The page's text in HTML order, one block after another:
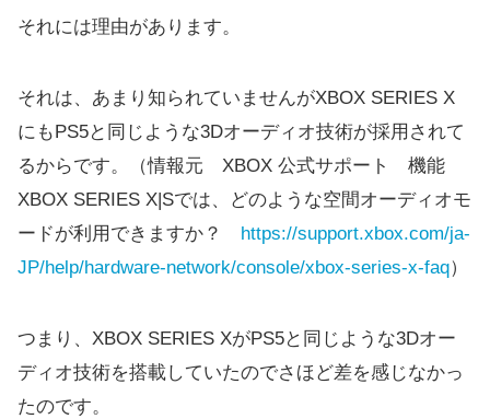
それには理由があります。
それは、あまり知られていませんがXBOX SERIES X
にもPS5と同じような3Dオーディオ技術が採用されて
るからです。（情報元 XBOX 公式サポート 機能
XBOX SERIES X|Sでは、どのような空間オーディオモ
ードが利用できますか？
https://support.xbox.com/ja-
JP/help/hardware-network/console/xbox-series-x-faq）
つまり、XBOX SERIES XがPS5と同じような3Dオー
ディオ技術を搭載していたのでさほど差を感じなかっ
たのです。